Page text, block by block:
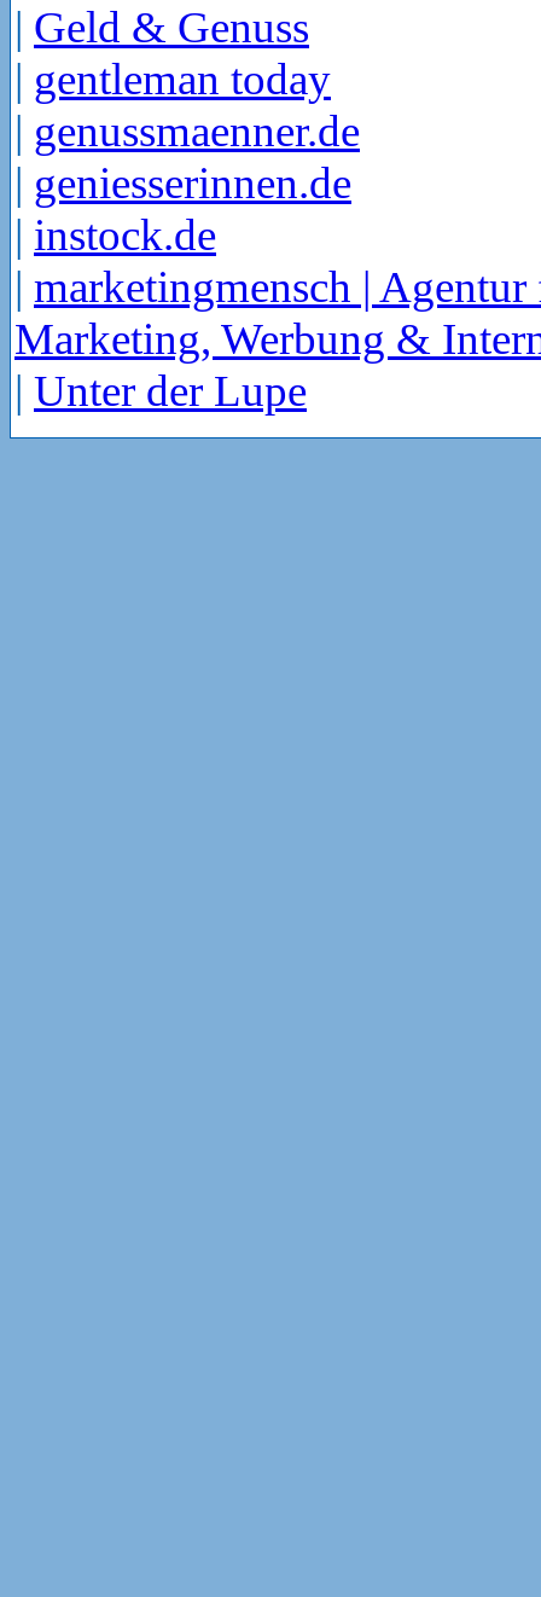
| Geld & Genuss
| gentleman today
| genussmaenner.de
| geniesserinnen.de
| instock.de
| marketingmensch | Agentur
Marketing, Werbung &
| Unter der Lupe